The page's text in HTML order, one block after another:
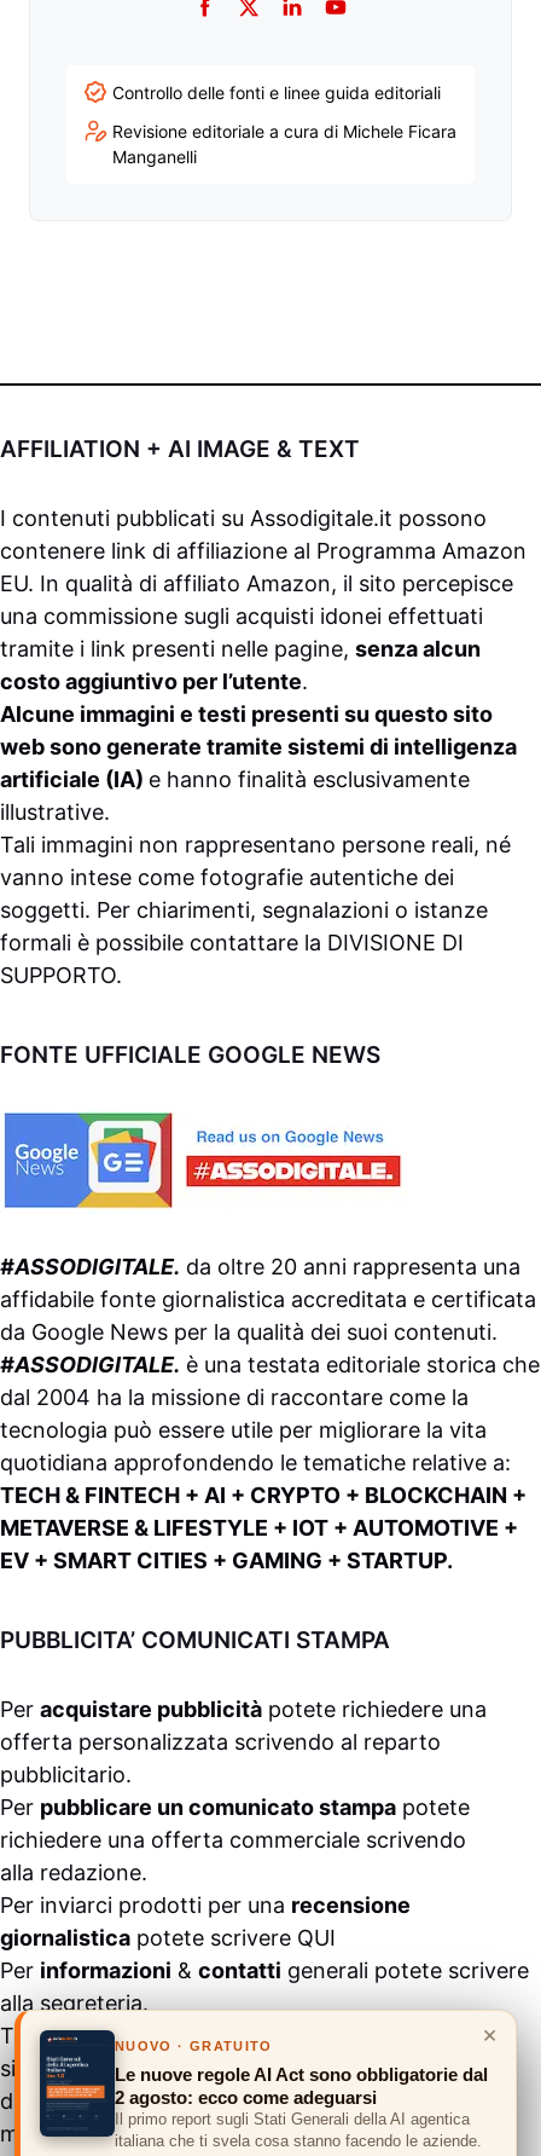
Facebook
TwitterLinkedInYouTube
Controllo delle fonti e linee guida editoriali
Revisione editoriale a cura di Michele Ficara
Manganelli
AFFILIATION + AI IMAGE & TEXT
I contenuti pubblicati su Assodigitale.it possono
contenere link di affiliazione al Programma Amazon
EU. In qualità di affiliato Amazon, il sito percepisce
una commissione sugli acquisti idonei effettuati
tramite i link presenti nelle pagine, senza alcun
costo aggiuntivo per l’utente.
Alcune immagini e testi presenti su questo sito
web sono generate tramite sistemi di intelligenza
artificiale (IA) e hanno finalità esclusivamente
illustrative.
Tali immagini non rappresentano persone reali, né
vanno intese come fotografie autentiche dei
soggetti. Per chiarimenti, segnalazioni o istanze
formali è possibile contattare la DIVISIONE DI
SUPPORTO.
FONTE UFFICIALE GOOGLE NEWS
#ASSODIGITALE. da oltre 20 anni rappresenta una
affidabile fonte giornalistica accreditata e certificata
da Google News per la qualità dei suoi contenuti.
#ASSODIGITALE. è una testata editoriale storica che
dal 2004 ha la missione di raccontare come la
tecnologia può essere utile per migliorare la vita
quotidiana approfondendo le tematiche relative a:
TECH & FINTECH + AI + CRYPTO + BLOCKCHAIN +
METAVERSE & LIFESTYLE + IOT + AUTOMOTIVE +
EV + SMART CITIES + GAMING + STARTUP.
PUBBLICITA’ COMUNICATI STAMPA
Per acquistare pubblicità potete richiedere una
offerta personalizzata scrivendo al reparto
pubblicitario.
Per pubblicare un comunicato stampa potete
richiedere una offerta commerciale scrivendo
alla redazione.
Per inviarci prodotti per una recensione
giornalistica potete scrivere QUI
Per informazioni & contatti generali potete scrivere
alla segreteria.
Tutti i contenuti pubblicati all’interno del
sito #ASSODIGITALE.“Copyright 2024” non sono
duplicabili e/o riproducibili in nessuna forma,
ma possono essere citati inserendo un link
×
NUOVO · GRATUITO
Le nuove regole AI Act sono obbligatorie dal
2 agosto: ecco come adeguarsi
Il primo report sugli Stati Generali della AI agentica
italiana che ti svela cosa stanno facendo le aziende.